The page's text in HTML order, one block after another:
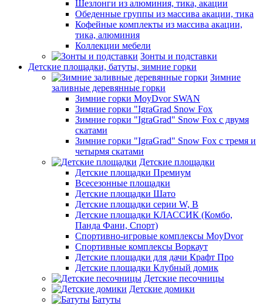
Шезлонги из алюминия, тика, акации
Обеденные группы из массива акации, тика
Кофейные комплекты из массива акации,
тика, алюминия
Коллекции мебели
Зонты и подставки
Детские площадки, батуты, зимние горки
Зимние
заливные деревянные горки
Зимние горки MoyDvor SWAN
Зимние горки "IgraGrad Snow Fox
Зимние горки "IgraGrad" Snow Fox с двумя
скатами
Зимние горки "IgraGrad" Snow Fox с тремя и
четырмя скатами
Детские площадки
Детские площадки Премиум
Всесезонные площадки
Детские площадки Шато
Детские площадки серии W, В
Детские площадки КЛАССИК (Комбо,
Панда Фани, Спорт)
Спортивно-игровые комплексы MoyDvor
Спортивные комплексы Воркаут
Детские площадки для дачи Крафт Про
Детские площадки Клубный домик
Детские песочницы
Детские домики
Батуты